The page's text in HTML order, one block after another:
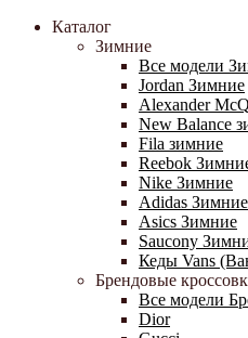
Каталог
Зимние
Все модели
Jordan Зимние
Alexander
New Balance
Fila зимние
Reebok
Nike Зимние
Adidas Зимние
Asics Зимние
Saucony
Кеды Vans
Брендовые
Все модели
Dior